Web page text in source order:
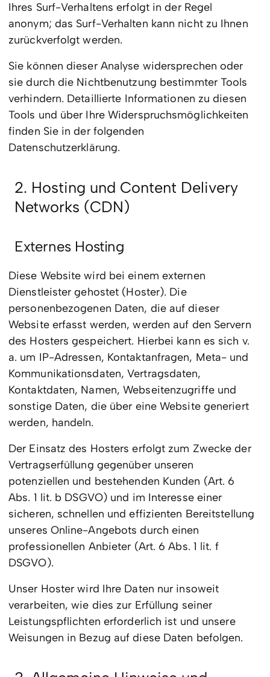
Ihres Surf-Verhaltens erfolgt in der Regel
anonym; das Surf-Verhalten kann nicht zu Ihnen
zurückverfolgt werden.
Sie können dieser Analyse widersprechen oder
sie durch die Nichtbenutzung bestimmter Tools
verhindern. Detaillierte Informationen zu diesen
Tools und über Ihre Widerspruchsmöglichkeiten
finden Sie in der folgenden
Datenschutzerklärung.
2. Hosting und Content Delivery
Networks (CDN)
Externes Hosting
Diese Website wird bei einem externen
Dienstleister gehostet (Hoster). Die
personenbezogenen Daten, die auf dieser
Website erfasst werden, werden auf den Servern
des Hosters gespeichert. Hierbei kann es sich v.
a. um IP-Adressen, Kontaktanfragen, Meta- und
Kommunikationsdaten, Vertragsdaten,
Kontaktdaten, Namen, Webseitenzugriffe und
sonstige Daten, die über eine Website generiert
werden, handeln.
Der Einsatz des Hosters erfolgt zum Zwecke der
Vertragserfüllung gegenüber unseren
potenziellen und bestehenden Kunden (Art. 6
Abs. 1 lit. b DSGVO) und im Interesse einer
sicheren, schnellen und effizienten Bereitstellung
unseres Online-Angebots durch einen
professionellen Anbieter (Art. 6 Abs. 1 lit. f
DSGVO).
Unser Hoster wird Ihre Daten nur insoweit
verarbeiten, wie dies zur Erfüllung seiner
Leistungspflichten erforderlich ist und unsere
Weisungen in Bezug auf diese Daten befolgen.